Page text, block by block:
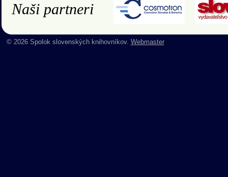
Naši partneri
© 2026 Spolok slovenských knihovníkov. Webmaster